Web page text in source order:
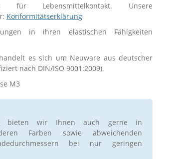
für Lebensmittelkontakt. Unsere
Konformitätserklärung
in ihren elastischen Fähigkeiten
es sich um Neuware aus deutscher
nach DIN/ISO 9001:2009).
M3
bieten wir Ihnen auch gerne in
Farben sowie abweichenden
bei nur geringen